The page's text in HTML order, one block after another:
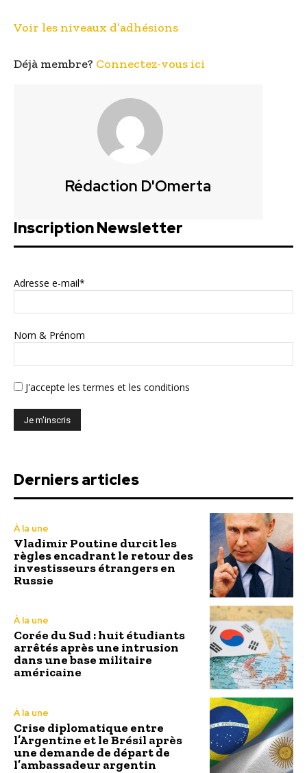
Voir les niveaux d’adhésions
Déjà membre? Connectez-vous ici
Rédaction D'Omerta
Inscription Newsletter
Adresse e-mail*
Nom & Prénom
J'accepte les termes et les conditions
Derniers articles
À la une
Vladimir Poutine durcit les
règles encadrant le retour des
investisseurs étrangers en
Russie
À la une
Corée du Sud : huit étudiants
arrêtés après une intrusion
dans une base militaire
américaine
À la une
Crise diplomatique entre
l’Argentine et le Brésil après
une demande de départ de
l’ambassadeur argentin